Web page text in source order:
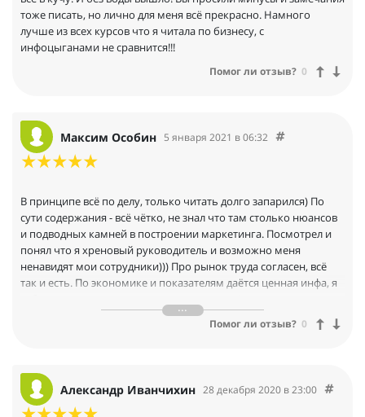
тоже писать, но лично для меня всё прекрасно. Намного
лучше из всех курсов что я читала по бизнесу, с
инфоцыганами не сравнится!!!
Помог ли отзыв? 0
Максим Особин 5 января 2021 в 06:32
В принципе всё по делу, только читать долго запарился) По
сути содержания - всё чётко, не знал что там столько нюансов
и подводных камней в построении маркетинга. Посмотрел и
понял что я хреновый руководитель и возможно меня
ненавидят мои сотрудники))) Про рынок труда согласен, всё
так и есть. По экономике и показателям даётся ценная инфа, я
делу - стало многое понятно про китов и про столпы, я читал
Котлера когда-то, там прям было занудно и уныло, в курсе
Помог ли отзыв? 0
Александр Иванчихин 28 декабря 2020 в 23:00